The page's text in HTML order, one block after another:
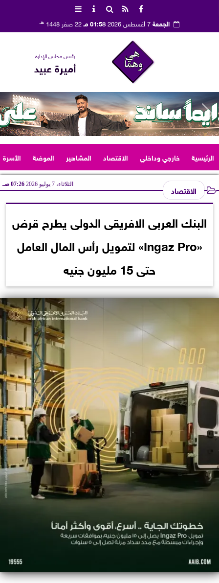
الجمعة 01:58 مـ 22 صفر 1448 هـ
رئيس مجلس الإدارة
أميرة عبيد
الرئيسية خارجي وداخلي الاقتصاد المشاهير الموضة الأسرة
الاقتصاد الثلاثاء، 7 يوليو 2026 07:26 صـ
البنك العربى الافريقى الدولى يطرح قرض
«Ingaz Pro» لتمويل رأس المال العامل
حتى 15 مليون جنيه